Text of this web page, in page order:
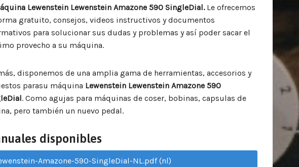
Lewenstein Lewenstein Amazone 590 SingleDial.Le ofrecemos
gratuito, consejos, videos instructivos y documentos
para solucionar sus dudas y problemas y así poder sacar el
provecho a su máquina.
disponemos de una amplia gama de herramientas, accesorios y
parasu máquina Lewenstein Lewenstein Amazone 590
. Como agujas para máquinas de coser, bobinas, capsulas de
pero también un nuevo pedal.
disponibles
Amazone-590-SingleDial-NL.pdf (nl)